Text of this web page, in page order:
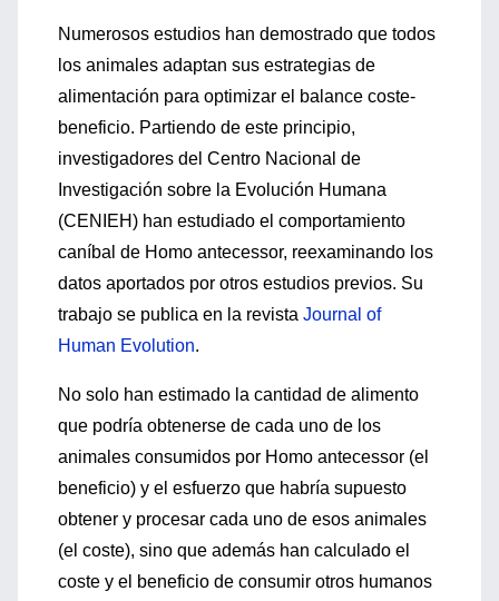
Numerosos estudios han demostrado que todos
los animales adaptan sus estrategias de
alimentación para optimizar el balance coste-
beneficio. Partiendo de este principio,
investigadores del Centro Nacional de
Investigación sobre la Evolución Humana
(CENIEH) han estudiado el comportamiento
caníbal de Homo antecessor, reexaminando los
datos aportados por otros estudios previos. Su
trabajo se publica en la revista Journal of
Human Evolution.
No solo han estimado la cantidad de alimento
que podría obtenerse de cada uno de los
animales consumidos por Homo antecessor (el
beneficio) y el esfuerzo que habría supuesto
obtener y procesar cada uno de esos animales
(el coste), sino que además han calculado el
coste y el beneficio de consumir otros humanos